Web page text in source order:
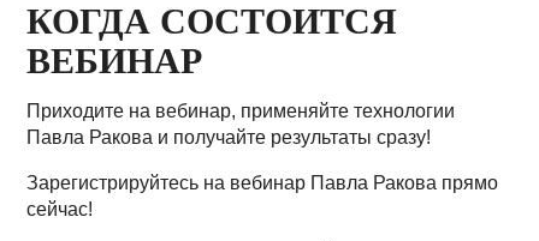
КОГДА СОСТОИТСЯ
ВЕБИНАР
Приходите на вебинар, применяйте технологии
Павла Ракова и получайте результаты сразу!
Зарегистрируйтесь на вебинар Павла Ракова прямо
сейчас!